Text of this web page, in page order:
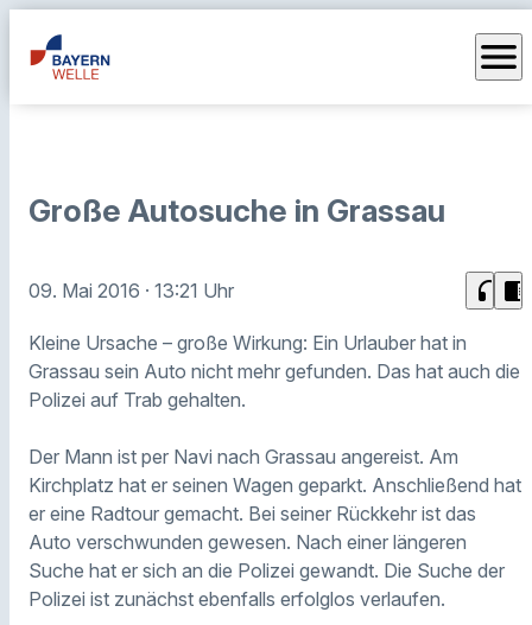
menu
Große Autosuche in Grassau
09. Mai 2016 · 13:21 Uhr headphones chrome_reader_mode
Kleine Ursache – große Wirkung: Ein Urlauber hat in
Grassau sein Auto nicht mehr gefunden. Das hat auch die
Polizei auf Trab gehalten.
Der Mann ist per Navi nach Grassau angereist. Am
Kirchplatz hat er seinen Wagen geparkt. Anschließend hat
er eine Radtour gemacht. Bei seiner Rückkehr ist das
Auto verschwunden gewesen. Nach einer längeren
Suche hat er sich an die Polizei gewandt. Die Suche der
Polizei ist zunächst ebenfalls erfolglos verlaufen.